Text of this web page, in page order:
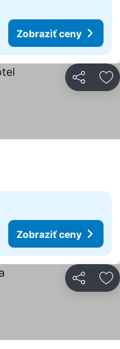
Zobraziť ceny
Zdieľať
Zobraziť ceny
Zdieľať